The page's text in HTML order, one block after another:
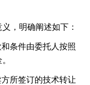
，明确阐述如下：
条件由委托人按照
所签订的技术转让